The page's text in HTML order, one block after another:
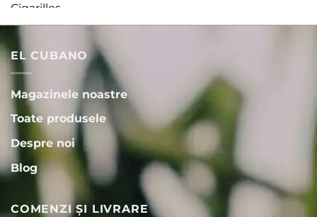
EL CUBANO
Magazinele noastre
Toate produsele
Despre noi
Blog
COMENZI ȘI LIVRARE